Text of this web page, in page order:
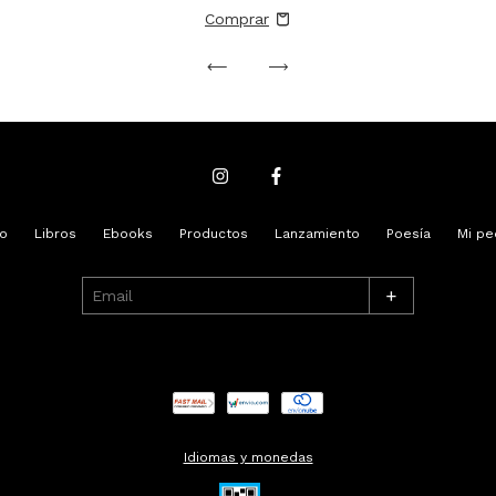
Libros Ebooks Productos Lanzamiento Poesía Mi
+
Idiomas y monedas